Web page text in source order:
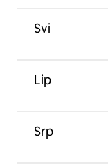
Svi
Lip
Srp